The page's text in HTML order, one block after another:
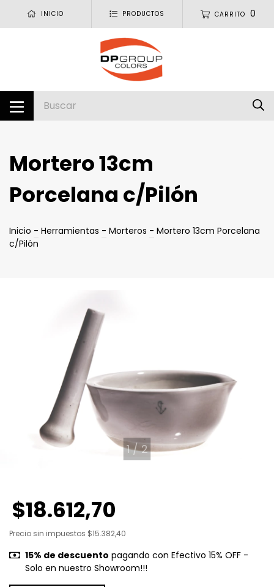
INICIO PRODUCTOS CARRITO 0
Mortero 13cm
Porcelana c/Pilón
Inicio - Herramientas - Morteros - Mortero 13cm Porcelana
c/Pilón
1/2
$18.612,70
Precio sin impuestos $15.382,40
15% de descuento pagando con Efectivo 15% OFF -
Solo en nuestro Showroom!!!